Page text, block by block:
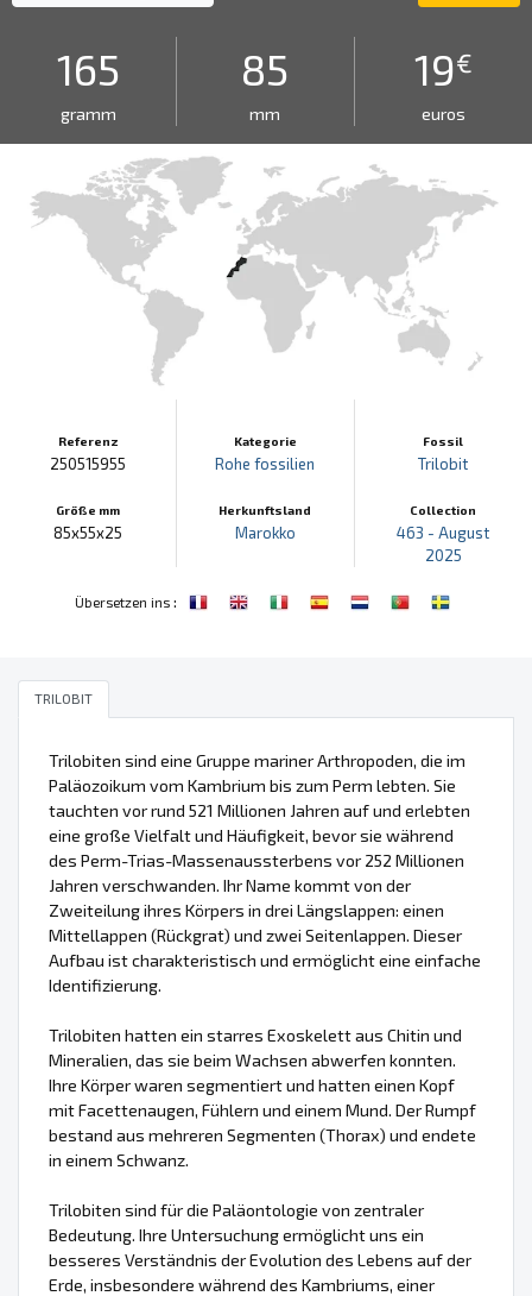
165
gramm
85
mm
19€
euros
Referenz
250515955
Größe mm
85x55x25
Kategorie
Rohe fossilien
Herkunftsland
Marokko
Fossil
Trilobit
Collection
463 - August
2025
Übersetzen ins:
TRILOBIT
Trilobiten sind eine Gruppe mariner Arthropoden, die im
Paläozoikum vom Kambrium bis zum Perm lebten. Sie
tauchten vor rund 521 Millionen Jahren auf und erlebten
eine große Vielfalt und Häufigkeit, bevor sie während
des Perm-Trias-Massenaussterbens vor 252 Millionen
Jahren verschwanden. Ihr Name kommt von der
Zweiteilung ihres Körpers in drei Längslappen: einen
Mittellappen (Rückgrat) und zwei Seitenlappen. Dieser
Aufbau ist charakteristisch und ermöglicht eine einfache
Identifizierung.
Trilobiten hatten ein starres Exoskelett aus Chitin und
Mineralien, das sie beim Wachsen abwerfen konnten.
Ihre Körper waren segmentiert und hatten einen Kopf
mit Facettenaugen, Fühlern und einem Mund. Der Rumpf
bestand aus mehreren Segmenten (Thorax) und endete
in einem Schwanz.
Trilobiten sind für die Paläontologie von zentraler
Bedeutung. Ihre Untersuchung ermöglicht uns ein
besseres Verständnis der Evolution des Lebens auf der
Erde, insbesondere während des Kambriums, einer